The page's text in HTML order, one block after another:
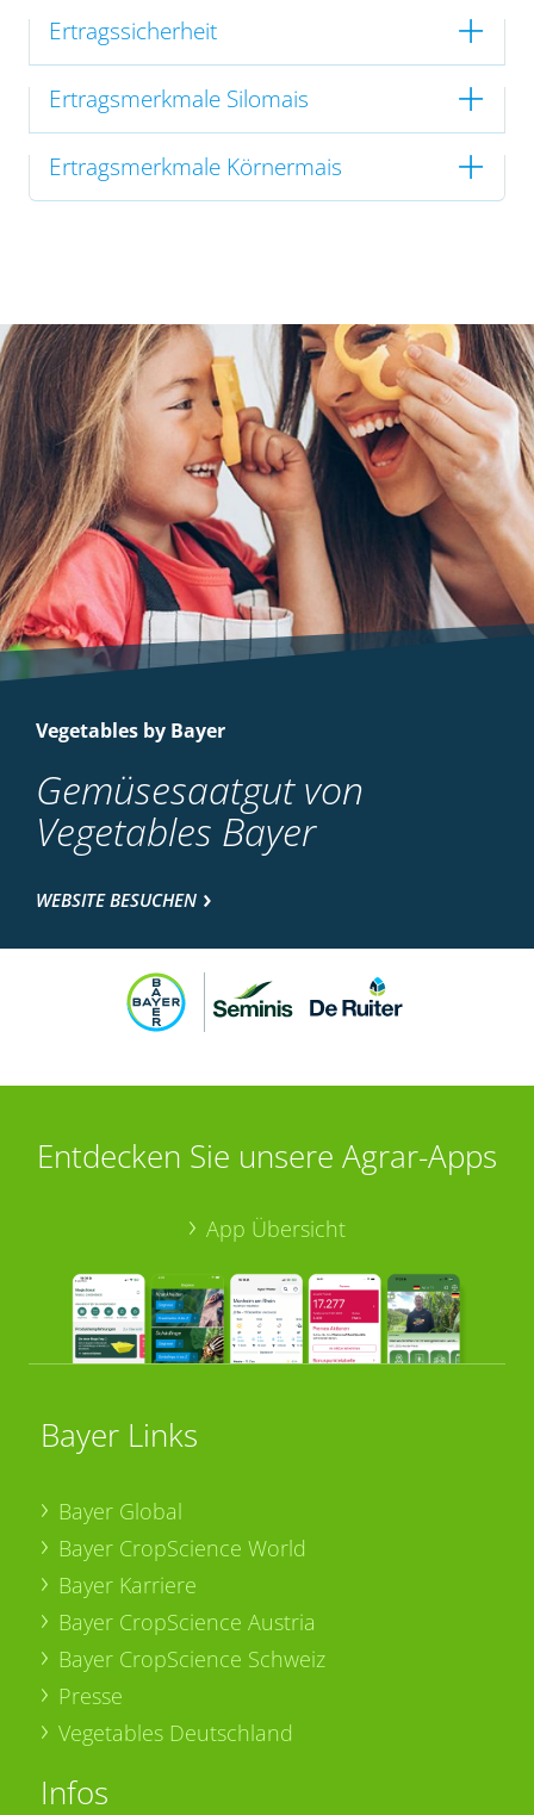
Ertragssicherheit
Ertragsmerkmale Silomais
Ertragsmerkmale Körnermais
Vegetables by Bayer
Gemüsesaatgut von
Vegetables Bayer
WEBSITE BESUCHEN
Entdecken Sie unsere Agrar-Apps
App Übersicht
Bayer Links
Bayer Global
Bayer CropScience World
Bayer Karriere
Bayer CropScience Austria
Bayer CropScience Schweiz
Presse
Vegetables Deutschland
Infos